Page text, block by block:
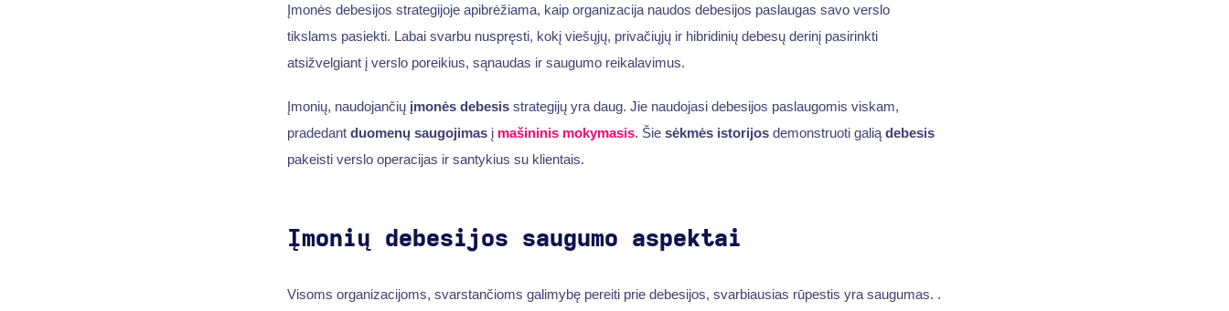
Įmonės debesijos strategijoje apibrėžiama, kaip organizacija naudos debesijos paslaugas savo verslo
tikslams pasiekti. Labai svarbu nuspręsti, kokį viešųjų, privačiųjų ir hibridinių debesų derinį pasirinkti
atsižvelgiant į verslo poreikius, sąnaudas ir saugumo reikalavimus.
Įmonių, naudojančių įmonės debesisstrategijų yra daug. Jie naudojasi debesijos paslaugomis viskam,
pradedant duomenų saugojimasį mašininis mokymasis. Šie sėkmės istorijosdemonstruoti galią debesis
pakeisti verslo operacijas ir santykius su klientais.
Įmonių debesijos saugumo aspektai
Visoms organizacijoms, svarstančioms galimybę pereiti prie debesijos, svarbiausias rūpestis yra saugumas. .